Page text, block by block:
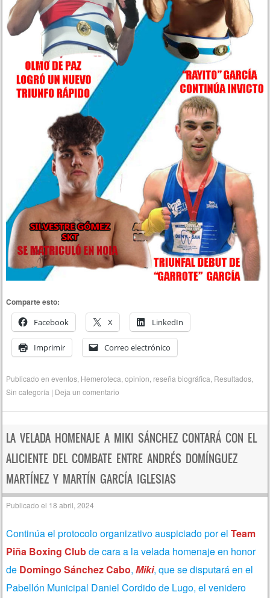
Comparte esto:
Facebook
X LinkedIn
Imprimir Correo electrónico
Publicado eneventos Hemeroteca ,opinion reseña biográfica Resultados
Sin categoría | Deja un comentario
LA VELADA HOMENAJE A MIKI SÁNCHEZ CONTARÁ CON EL
ALICIENTE DEL COMBATE ENTRE ANDRÉS DOMÍNGUEZ
MARTÍNEZ Y MARTÍN GARCÍA IGLESIAS
Publicado el 18 abril, 2024
Continúa el protocolo organizativo auspiciado por elTeam
Piña Boxing Clubde cara a la velada homenaje en honor
de Domingo Sánchez Cabo,Miki, que se disputará en el
Pabellón Municipal Daniel Cordido de Lugo, el venidero